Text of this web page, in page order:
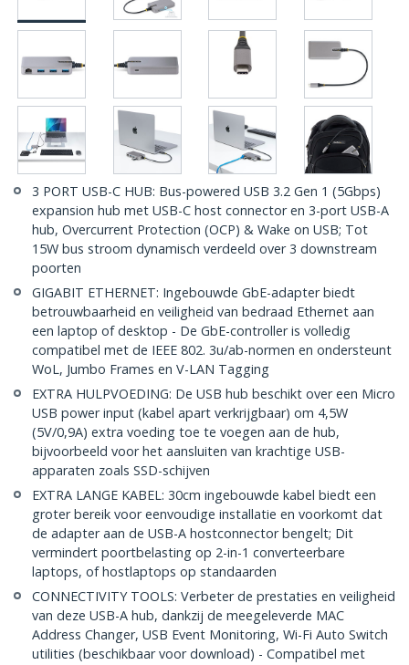
3 PORT USB-C HUB: Bus-powered USB 3.2 Gen 1 (5Gbps)
expansion hub met USB-C host connector en 3-port USB-A
hub, Overcurrent Protection (OCP) & Wake on USB; Tot
15W bus stroom dynamisch verdeeld over 3 downstream
poorten
GIGABIT ETHERNET: Ingebouwde GbE-adapter biedt
betrouwbaarheid en veiligheid van bedraad Ethernet aan
een laptop of desktop - De GbE-controller is volledig
compatibel met de IEEE 802. 3u/ab-normen en ondersteunt
WoL, Jumbo Frames en V-LAN Tagging
EXTRA HULPVOEDING: De USB hub beschikt over een Micro
USB power input (kabel apart verkrijgbaar) om 4,5W
(5V/0,9A) extra voeding toe te voegen aan de hub,
bijvoorbeeld voor het aansluiten van krachtige USB-
apparaten zoals SSD-schijven
EXTRA LANGE KABEL: 30cm ingebouwde kabel biedt een
groter bereik voor eenvoudige installatie en voorkomt dat
de adapter aan de USB-A hostconnector bengelt; Dit
vermindert poortbelasting op 2-in-1 converteerbare
laptops, of hostlaptops op standaarden
CONNECTIVITY TOOLS: Verbeter de prestaties en veiligheid
van deze USB-A hub, dankzij de meegeleverde MAC
Address Changer, USB Event Monitoring, Wi-Fi Auto Switch
utilities (beschikbaar voor download) - Compatibel met